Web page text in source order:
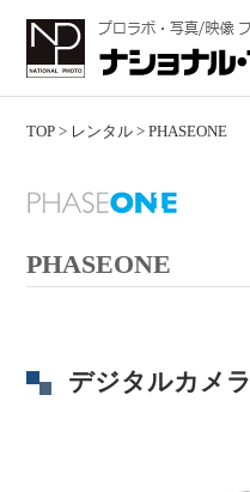
TOP > レンタル >PHASEONE
PHASEONE
デジタルカメラ